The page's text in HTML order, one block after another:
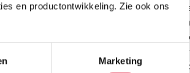
en productontwikkeling. Zie ook ons
Marketing
hollen. Wat kun je als